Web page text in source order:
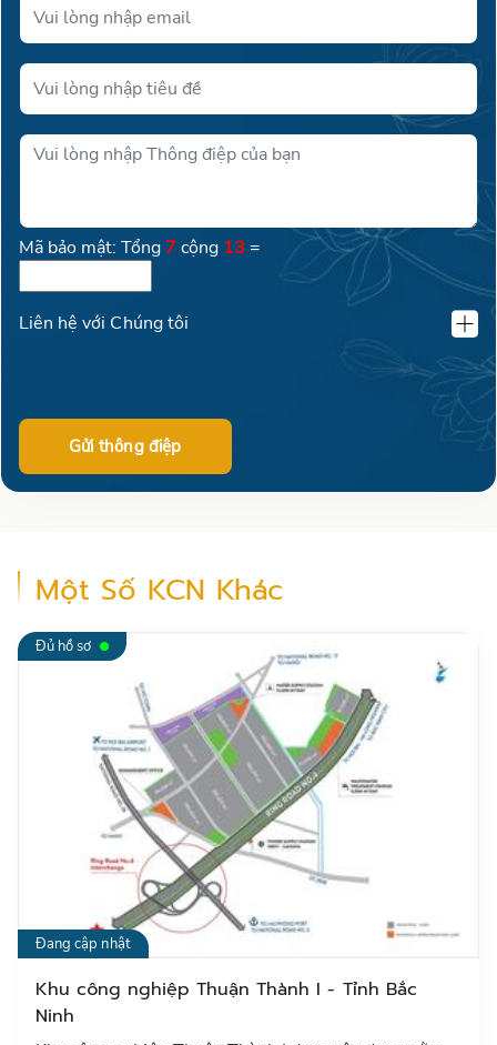
Mã bảo mật: Tổng 7cộng 13 =
Liên hệ với Chúng tôi
02462600016
+84904128071
+84974615832
0399.697.709
Gửi thông điệp
Một Số KCN Khác
Đủ hồ sơ
Đang cập nhật
Khu công nghiệp Thuận Thành I - Tỉnh Bắc
Ninh